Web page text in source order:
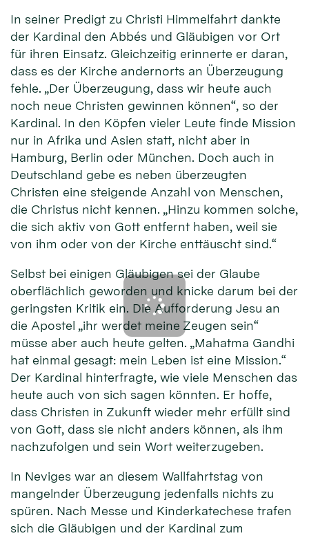
In seiner Predigt zu Christi Himmelfahrt dankte
der Kardinal den Abbés und Gläubigen vor Ort
für ihren Einsatz. Gleichzeitig erinnerte er daran,
dass es der Kirche andernorts an Überzeugung
fehle. „Der Überzeugung, dass wir heute auch
noch neue Christen gewinnen können“, so der
Kardinal. In den Köpfen vieler Leute finde Mission
nur in Afrika und Asien statt, nicht aber in
Hamburg, Berlin oder München. Doch auch in
Deutschland gebe es neben überzeugten
Christen eine steigende Anzahl von Menschen,
die Christus nicht kennen. „Hinzu kommen solche,
die sich aktiv von Gott entfernt haben, weil sie
von ihm oder von der Kirche enttäuscht sind.“
Selbst bei einigen Gläubigen sei der Glaube
oberflächlich geworden und knicke darum bei der
geringsten Kritik ein. Die Aufforderung Jesu an
die Apostel „ihr werdet meine Zeugen sein“
müsse aber auch heute gelten. „Mahatma Gandhi
hat einmal gesagt: mein Leben ist eine Mission.“
Der Kardinal hinterfragte, wie viele Menschen das
heute auch von sich sagen könnten. Er hoffe,
dass Christen in Zukunft wieder mehr erfüllt sind
von Gott, dass sie nicht anders können, als ihm
nachzufolgen und sein Wort weiterzugeben.
In Neviges war an diesem Wallfahrtstag von
mangelnder Überzeugung jedenfalls nichts zu
spüren. Nach Messe und Kinderkatechese trafen
sich die Gläubigen und der Kardinal zum